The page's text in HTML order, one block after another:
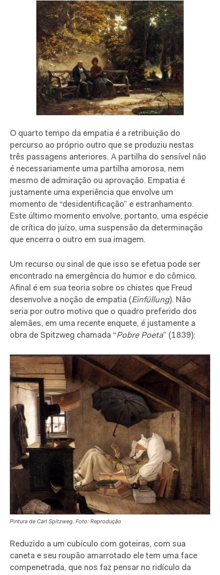
O quarto tempo da empatia é a retribuição do
percurso ao próprio outro que se produziu nestas
três passagens anteriores. A partilha do sensível não
é necessariamente uma partilha amorosa, nem
mesmo de admiração ou aprovação. Empatia é
justamente uma experiência que envolve um
momento de “desidentificação” e estranhamento.
Este último momento envolve, portanto, uma espécie
de crítica do juízo, uma suspensão da determinação
que encerra o outro em sua imagem.
Um recurso ou sinal de que isso se efetua pode ser
encontrado na emergência do humor e do cômico.
Afinal é em sua teoria sobre os chistes que Freud
desenvolve a noção de empatia (Einfüllung). Não
seria por outro motivo que o quadro preferido dos
alemães, em uma recente enquete, é justamente a
obra de Spitzweg chamada “Pobre Poeta” (1839):
Pintura de Carl Spitzweg. Foto: Reprodução
Reduzido a um cubículo com goteiras, com sua
caneta e seu roupão amarrotado ele tem uma face
compenetrada, que nos faz pensar no ridículo da